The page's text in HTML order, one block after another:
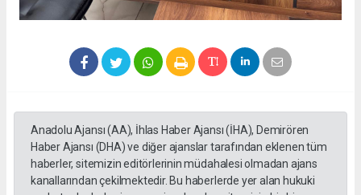
Anadolu Ajansı (AA), İhlas Haber Ajansı (İHA), Demirören
Haber Ajansı (DHA) ve diğer ajanslar tarafından eklenen tüm
haberler, sitemizin editörlerinin müdahalesi olmadan ajans
kanallarından çekilmektedir. Bu haberlerde yer alan hukuki